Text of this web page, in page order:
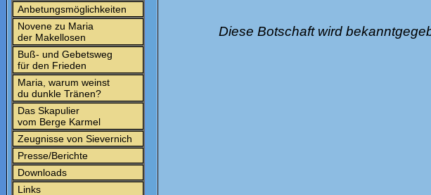
Anbetungsmöglichkeiten
Novene zu Maria
der Makellosen
Buß- und Gebetsweg
für den Frieden
Maria, warum weinst
du dunkle Tränen?
Das Skapulier
vom Berge Karmel
Zeugnisse von Sievernich
Presse/Berichte
Downloads
Links
Diese Botschaft wird